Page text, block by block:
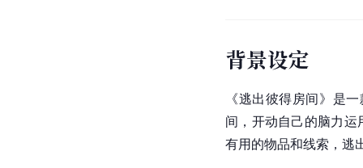
背景设定
《逃出彼得房间》是
间，开动自己的脑力
有用的物品和线索，逃